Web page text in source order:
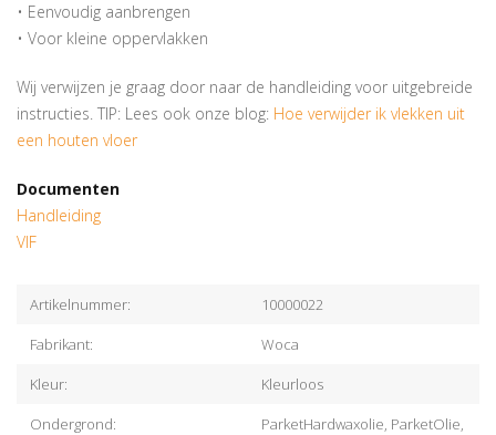
• Eenvoudig aanbrengen
• Voor kleine oppervlakken
Wij verwijzen je graag door naar de handleiding voor uitgebreide
instructies. TIP: Lees ook onze blog: Hoe verwijder ik vlekken uit
een houten vloer
Documenten
Handleiding
VIF
Artikelnummer:
10000022
Fabrikant:
Woca
Kleur:
Kleurloos
Ondergrond:
ParketHardwaxolie, ParketOlie,